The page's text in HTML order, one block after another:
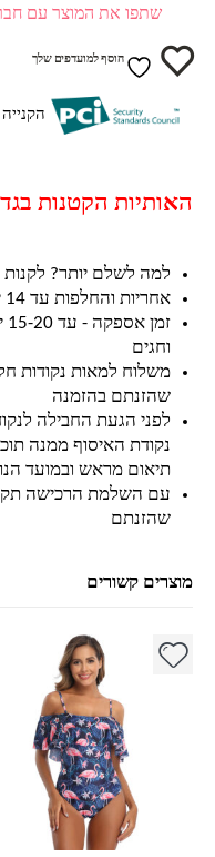
שתפו את המוצר עם
הוסף למועדפים שלך
האותיות הקטנות
למה לשלם יותר? לקנות
אחריות והחלפות עד 14 ימים מקבלת המוצר
וחגים
משלוח למאות נקודות
שהזנתם בהזמנה
לפני הגעת החבילה
נקודת האיסוף ממנה
תיאום מראש ובמועד
עם השלמת הרכישה
שהזנתם
מוצרים קשורים